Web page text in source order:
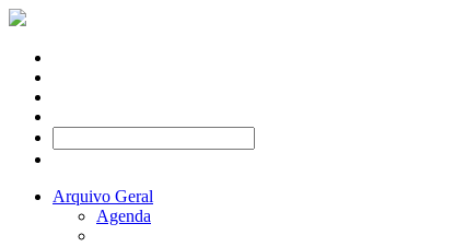
Arquivo Geral
Agenda